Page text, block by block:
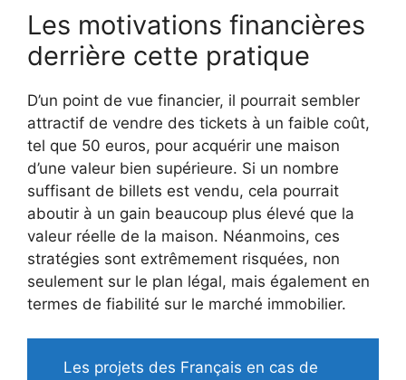
Les motivations financières
derrière cette pratique
D’un point de vue financier, il pourrait sembler
attractif de vendre des tickets à un faible coût,
tel que 50 euros, pour acquérir une maison
d’une valeur bien supérieure. Si un nombre
suffisant de billets est vendu, cela pourrait
aboutir à un gain beaucoup plus élevé que la
valeur réelle de la maison. Néanmoins, ces
stratégies sont extrêmement risquées, non
seulement sur le plan légal, mais également en
termes de fiabilité sur le marché immobilier.
Les projets des Français en cas de